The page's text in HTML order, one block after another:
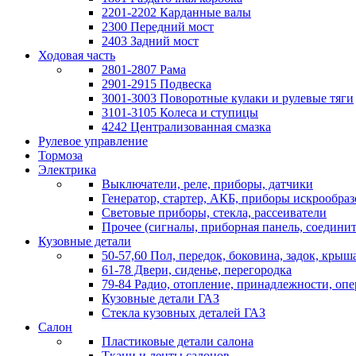
2201-2202 Карданные валы
2300 Передний мост
2403 Задний мост
Ходовая часть
2801-2807 Рама
2901-2915 Подвеска
3001-3003 Поворотные кулаки и рулевые тяги
3101-3105 Колеса и ступицы
4242 Централизованная смазка
Рулевое управление
Тормоза
Электрика
Выключатели, реле, приборы, датчики
Генератор, стартер, АКБ, приборы
Световые приборы, стекла, рассеиватели
Прочее (сигналы, приборная панель,
Кузовные детали
50-57,60 Пол, передок, боковина, задок,
61-78 Двери, сиденье, перегородка
79-84 Радио, отопление, принадлежности,
Кузовные детали ГАЗ
Стекла кузовных деталей ГАЗ
Салон
Пластиковые детали салона